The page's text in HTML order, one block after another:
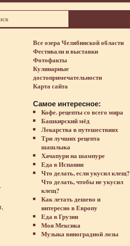
Все озера Челябинской области
Фестивали и выставки
Фотофакты
Кулинарные
достопримечательности
Карта сайта
Самое интересное:
Кофе. рецепты со всего мира
Башкирский мёд
Лекарства в путешествиях
Три лучших рецепта
шашлыка
Хачапури на шампуре
Еда в Испании
Что делать, если укусил клещ?
Что делать, чтобы не укусил
клещ?
Как летать дешево и
интересно в Европу
Еда в Грузии
Моя Мексика
Музыка виноградной лозы